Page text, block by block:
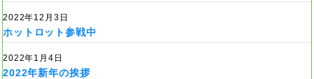
2022年12月3日
ホットロット参戦中
2022年1月4日
2022年新年の挨拶